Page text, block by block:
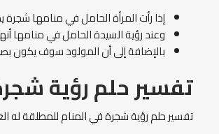
إذا رأت المرأة الحامل في منامها
وعند رؤية السيدة الحامل في منامها
بالإضافة إلى أن المولود سوف يكون
تفسير حلم رؤية
تفسير حلم رؤية شجرة في المنام للمطلقة